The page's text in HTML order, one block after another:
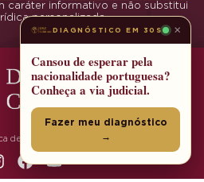
caráter informativo e não substitui
personalizada.
de Privacidade
DIAGNÓSTICO EM 30S ×
Cansou de esperar pela
nacionalidade portuguesa?
Conheça a via judicial.
Fazer meu diagnóstico
→